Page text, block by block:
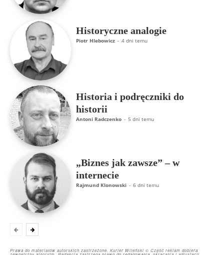
Historyczne analogie
Piotr Hlebowicz - 4 dni temu
Historia i podręczniki do
historii
Antoni Radczenko - 5 dni temu
„Biznes jak zawsze” – w
internecie
Rajmund Klonowski - 6 dni temu
Prawa do materiałów autorskich zastrzeżone. Kurier Wileński © Część reklam dobiera